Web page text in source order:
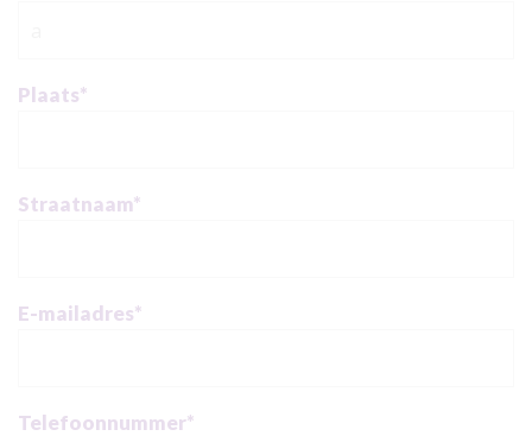
Plaats*
Straatnaam*
E-mailadres*
Telefoonnummer*